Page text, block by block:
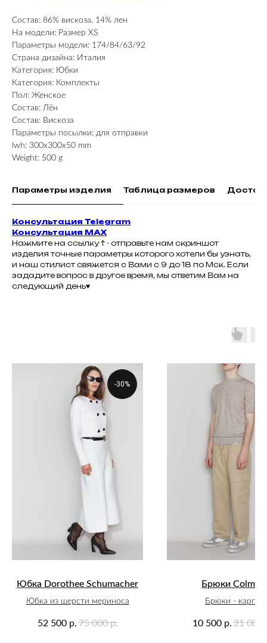
Состав: 86% вискоза, 14% лен
На модели: Размер XS
Параметры модели: 174/84/63/92
Страна дизайна: Италия
Категория: Юбки
Категория: Комплекты
Пол: Женское
Состав: Лён
Состав: Вискоза
Параметры посылки: для отправки
lwh: 300x300x50 mm
Weight: 500 g
Параметры изделия Таблица размеров
Консультация Telegram
Консультация MAX
Нажмите на ссылку ↑ - отправьте нам скриншот
изделия точные параметры которого хотели бы узнать,
и наш стилист свяжется с Вами с 9 до 18 по Мск. Если
зададите вопрос в другое время, мы ответим Вам на
следующий день♥
-30%
Юбка Dorothee Schumacher
Юбка из шерсти мериноса
52 500 р.75 000 р.
Брюки Colmar
Брюки - карго
10 500 р.21 000